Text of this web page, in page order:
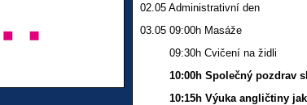
02.05 Administrativní den
03.05 09:00h Masáže
09:30h Cvičení na židli
10:00h Společný pozdrav
10:15h Výuka angličtiny